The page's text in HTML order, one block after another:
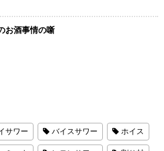
お酒事情の噺
サワー バイスサワー ホイス